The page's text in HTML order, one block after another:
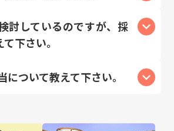
討しているのですが、採
下さい。
について教えて下さい。